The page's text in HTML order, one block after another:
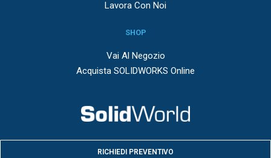
Lavora Con Noi
SHOP
Vai Al Negozio
Acquista SOLIDWORKS Online
RICHIEDI PREVENTIVO